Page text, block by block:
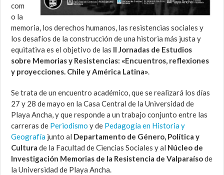
com
o la
memoria, los derechos humanos, las resistencias sociales y
los desafíos de la construcción de una historia más justa y
equitativa es el objetivo de las II Jornadas de Estudios
sobre Memorias y Resistencias: «Encuentros, reflexiones
y proyecciones. Chile y América Latina».
Se trata de un encuentro académico, que se realizará los días
27 y 28 de mayo en la Casa Central de la Universidad de
Playa Ancha, y que responde a un trabajo conjunto entre las
carreras de Periodismo y de Pedagogía en Historia y
Geografía junto al Departamento de Género, Política y
Cultura de la Facultad de Ciencias Sociales y al Núcleo de
Investigación Memorias de la Resistencia de Valparaísode
la Universidad de Playa Ancha.